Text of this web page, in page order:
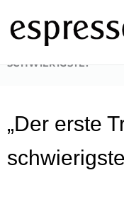
Inhalt
springen
STARTSEITE
SCHWIERIGSTE!“
„Der erste